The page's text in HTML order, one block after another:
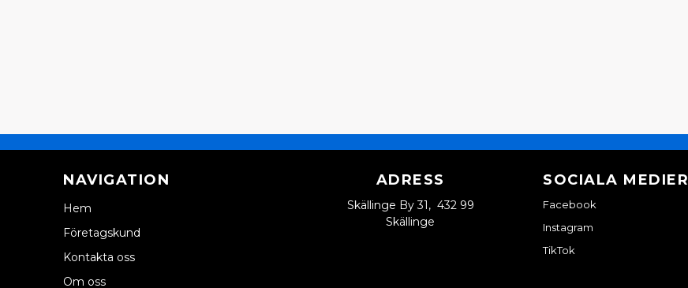
NAVIGATION
Hem
Företagskund
Kontakta oss
Om oss
ADRESS
Skällinge By 31, 432 99
Skällinge
SOCIALA MEDIER
Facebook
Instagram
TikTok